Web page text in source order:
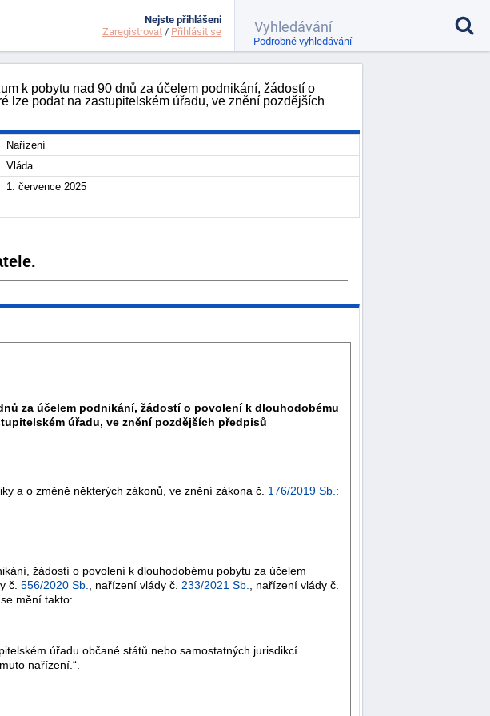
k pobytu nad 90 dnů za účelem podnikání, žádostí o
lze podat na zastupitelském úřadu, ve znění pozdějších
Nařízení
Vláda
1. července 2025
za účelem podnikání, žádostí o povolení k dlouhodobému
úřadu, ve znění pozdějších předpisů
a o změně některých zákonů, ve znění zákona č. 176/2019 Sb. :
žádostí o povolení k dlouhodobému pobytu za účelem
č. 556/2020 Sb. , nařízení vlády č. 233/2021 Sb.
, nařízení vlády č.
, se mění takto:
úřadu občané států nebo samostatných jurisdikcí
nařízení.“.
Nejste přihlášeni
Zaregistrovat / Přihlásit se
Podrobné vyhledávání